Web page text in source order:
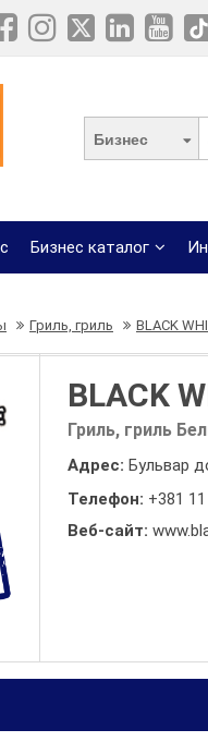
Бизнес
Бизнес каталог
Гриль, гриль BLACK
BLACK
Гриль, гриль
Адрес: Бульвар
Телефон: +381
Веб-сайт: